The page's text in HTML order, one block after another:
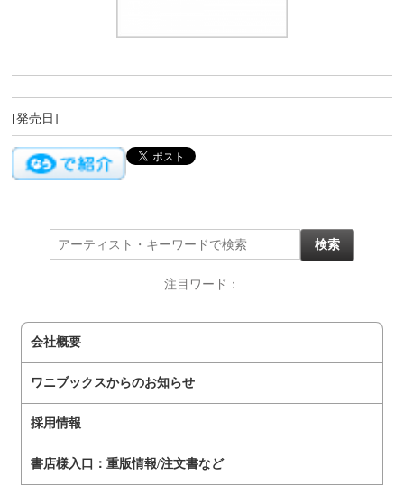
[発売日]
注目ワード：
会社概要
ワニブックスからのお知らせ
採用情報
書店様入口：重版情報/注文書など